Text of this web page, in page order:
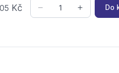
05 Kč Do